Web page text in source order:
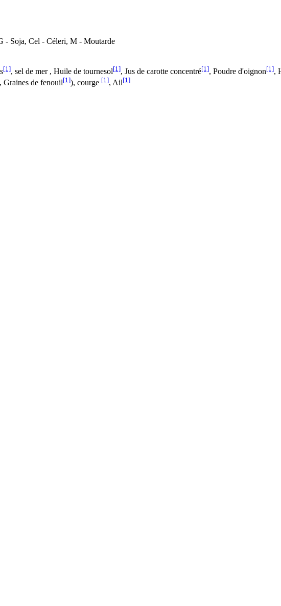
- Soja, Cel - Céleri, M - Moutarde
[1], sel de mer , Huile de tournesol[1], Jus de carotte concentré[1], Poudre d'oignon[1],
, Graines de fenouil[1]), courge [1], Ail[1]